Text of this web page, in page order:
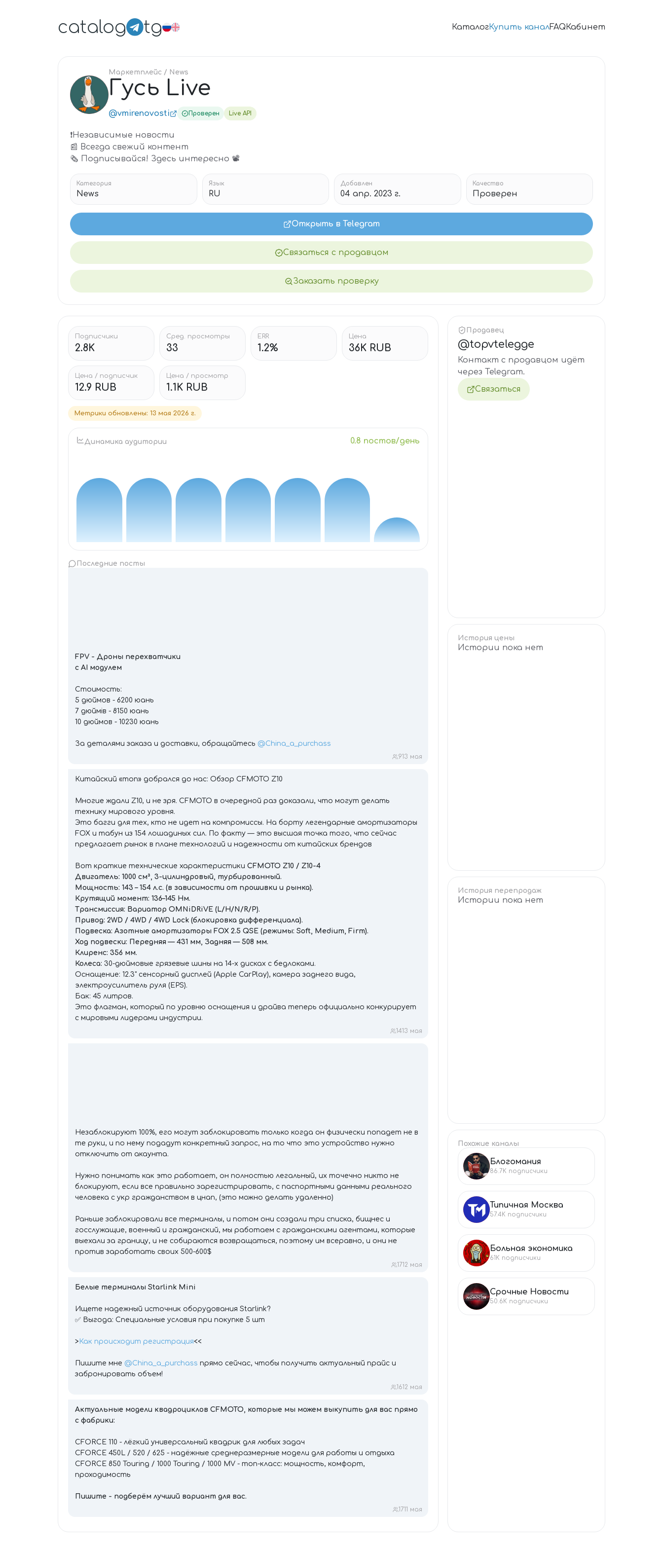
catalog tg КаталогКупить каналFAQКабинет
ГУ
Маркетплейс / News
Гусь Live
@vmirenovosti Проверен Live API
❗️Независимые новости
📰 Всегда свежий контент
🗞 Подписывайся! Здесь интересно 📽
Категория
News
Язык
RU
Добавлен
04 апр. 2023 г.
Качество
Проверен
Открыть в Telegram
Связаться с продавцом
Заказать проверку
Подписчики
2.8K
Сред. просмотры
33
ERR
1.2%
Цена
36K RUB
Цена / подписчик
12.9 RUB
Цена / просмотр
1.1K RUB
Метрики обновлены: 13 мая 2026 г.
Динамика аудитории 0.8 постов/день
Последние посты
FPV - Дроны перехватчики
с AI модулем
Стоимость:
5 дюймов - 6200 юань
7 дюймів - 8150 юань
10 дюймов - 10230 юань
За деталями заказа и доставки, обращайтесь @China_a_purchass
913 мая
Китайский «топ» добрался до нас: Обзор CFMOTO Z10
Многие ждали Z10, и не зря. CFMOTO в очередной раз доказали, что могут делать
технику мирового уровня.
Это багги для тех, кто не идет на компромиссы. На борту легендарные амортизаторы
FOX и табун из 154 лошадиных сил. По факту — это высшая точка того, что сейчас
предлагает рынок в плане технологий и надежности от китайских брендов
Вот краткие технические характеристики CFMOTO Z10 / Z10-4
Двигатель: 1000 см³, 3-цилиндровый, турбированный.
Мощность: 143 – 154 л.с. (в зависимости от прошивки и рынка).
Крутящий момент: 136–145 Нм.
Трансмиссия: Вариатор OMNiDRiVE (L/H/N/R/P).
Привод: 2WD / 4WD / 4WD Lock (блокировка дифференциала).
Подвеска: Азотные амортизаторы FOX 2.5 QSE (режимы: Soft, Medium, Firm).
Ход подвески: Передняя — 431 мм, Задняя — 508 мм.
Клиренс: 356 мм.
Колеса: 30-дюймовые грязевые шины на 14-х дисках с бедлоками.
Оснащение: 12.3" сенсорный дисплей (Apple CarPlay), камера заднего вида,
электроусилитель руля (EPS).
Бак: 45 литров.
Это флагман, который по уровню оснащения и драйва теперь официально конкурирует
с мировыми лидерами индустрии.
1413 мая
Незаблокируют 100%, его могут заблокировать только когда он физически попадет не в
те руки, и по нему подадут конкретный запрос, на то что это устройство нужно
отключить от акаунта.
Нужно понимать как это работает, он полностью легальный, их точечно никто не
блокируют, если все правильно зарегистрировать, с паспортными данными реального
человека с укр гражданством в цнап, (это можно делать удаленно)
Раньше заблокировали все терминалы, и потом они создали три списка, бищнес и
госслужащие, военный и гражданский, мы работаем с гражданскими агентами, которые
выехали за границу, и не собираются возвращаться, поэтому им всеравно, и они не
против заработать своих 500-600$
1712 мая
Белые терминалы Starlink Mini
Ищете надежный источник оборудования Starlink?
✅ Выгода: Специальные условия при покупке 5 шт
> Как происходит регистрация<<
Пишите мне @China_a_purchass прямо сейчас, чтобы получить актуальный прайс и
забронировать объем!
1612 мая
Актуальные модели квадроциклов CFMOTO, которые мы можем выкупить для вас прямо
с фабрики:
CFORCE 110 - лёгкий универсальный квадрик для любых задач
CFORCE 450L / 520 / 625 - надёжные среднеразмерные модели для работы и отдыха
CFORCE 850 Touring / 1000 Touring / 1000 MV - топ-класс: мощность, комфорт,
проходимость
Пишите - подберём лучший вариант для вас.
1711 мая
Продавец
@topvtelegge
Контакт с продавцом идёт
через Telegram.
Связаться
История цены
Истории пока нет
История перепродаж
Истории пока нет
Похожие каналы
БЛ Блогомания
86.7K подписчики
ТИ Типичная Москва
57.4K подписчики
БО Больная экономика
61K подписчики
СР Срочные Новости
50.6K подписчики